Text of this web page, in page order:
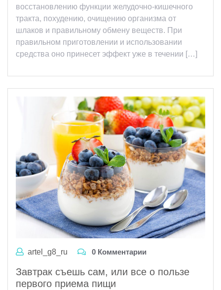
восстановлению функции желудочно-кишечного
тракта, похудению, очищению организма от
шлаков и правильному обмену веществ. При
правильном приготовлении и использовании
средства оно принесет эффект уже в течении […]
artel_g8_ru 0 Комментарии
Завтрак съешь сам, или все о пользе
первого приема пищи